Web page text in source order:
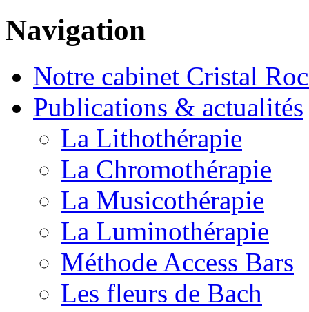
Navigation
Notre cabinet Cristal
Publications & actualités
La Lithothérapie
La Chromothérapie
La Musicothérapie
La Luminothérapie
Méthode Access Bars
Les fleurs de Bach